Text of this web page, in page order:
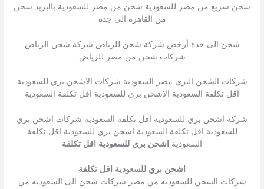
شحن سريع من مصر للسعودية شحن من مصر للسعودية بالبريد شحن
من القاهرة الى جدة
شحن الى جدة أرخص شركة شحن للرياض شركة شحن الرياض
شركات شحن من مصر للرياض
شركات الشحن البرى مصر السعودية شركات الاشحن بري للسعودية
اقل تكلفة السعودية الاشحن بري للسعودية اقل تكلفة السعودية
شركة اشحن بري للسعودية اقل تكلفة السعودية شركات اشحن بري
للسعودية اقل تكلفة السعودية اشحن بري للسعودية اقل تكلفة
السعودية
اشحن بري للسعودية اقل تكلفة
اشحن بري للسعودية اقل تكلفة
شركات الشحن للسعوديه من مصر شركات شحن الى السعوديه من